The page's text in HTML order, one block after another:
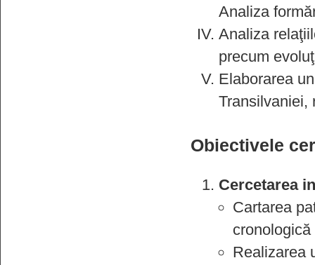
Analiza
Analiza
precum
Elaborarea
Transilvaniei,
Obiectivele
Cercetarea
Cartarea
Realizarea